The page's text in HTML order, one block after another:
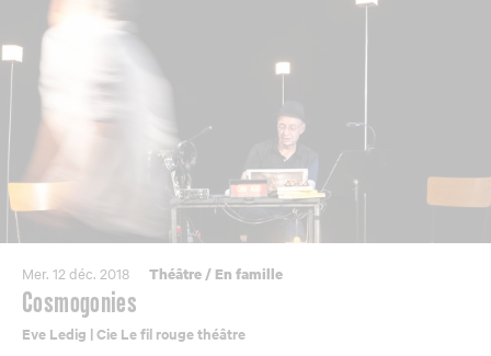
Mer. 12 déc. 2018 Théâtre/ En famille
Cosmogonies
Eve Ledig | Cie Le fil rouge théâtre